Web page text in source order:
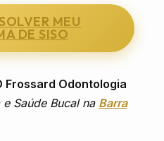
MEU
DE SISO
Frossard Odontologia
Saúde Bucal na Barra